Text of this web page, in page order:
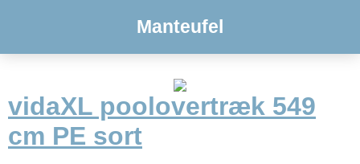
Manteufel
vidaXL poolovertræk 549
cm PE sort